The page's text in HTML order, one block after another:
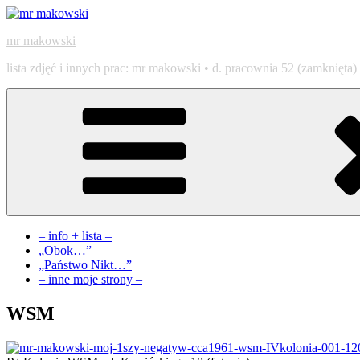
Przejdź
treści
mr makowski
lista zdjęć i innych prac: mr makowski • d. pracownia 52 (zamknięta)
– info + lista –
„Obok…”
„Państwo Nikt…”
– inne moje strony –
WSM